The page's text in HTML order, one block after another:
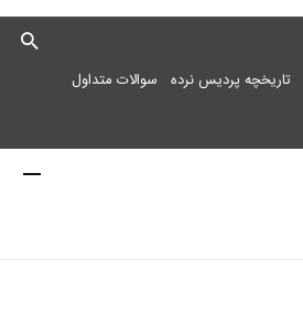
تاریخچه پردیس نرده سوالات متداول